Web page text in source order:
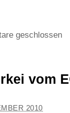
geschlossen
vom
2010